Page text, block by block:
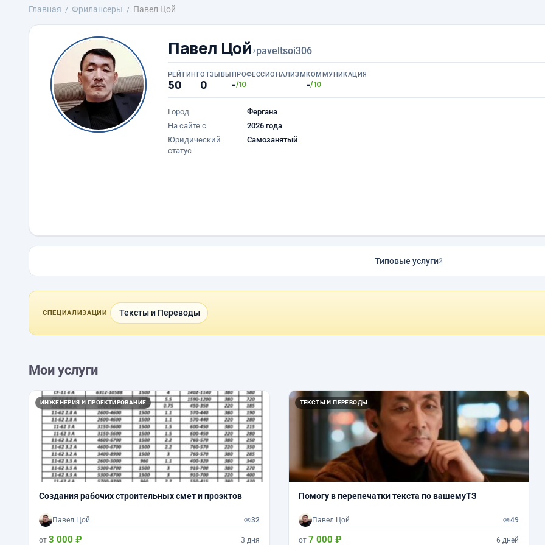
Главная Фрилансеры Павел Цой
Павел Цой›paveltsoi306
РЕЙТИНГ
50
ОТЗЫВЫ
0
ПРОФЕССИОНАЛИЗМ
-/10
КОММУНИКАЦИЯ
-/10
Город
Фергана
На сайте с
2026 года
Юридический
статус
Самозанятый
Типовые услуги2
СПЕЦИАЛИЗАЦИИ Тексты и Переводы
Мои услуги
ИНЖЕНЕРИЯ И ПРОЕКТИРОВАНИЕ
Создания рабочих строительных смет и проэктов
Павел Цой 32
от 3 000 ₽ 3 дня
ТЕКСТЫ И ПЕРЕВОДЫ
Помогу в перепечатки текста по вашемуТЗ
Павел Цой 49
от 7 000 ₽ 6 дней